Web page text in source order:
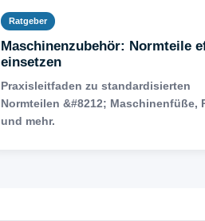
Ratgeber
Maschinenzubehör: Normteile
einsetzen
Praxisleitfaden zu standardisierten
Normteilen &#8212; Maschinenfüße,
und mehr.